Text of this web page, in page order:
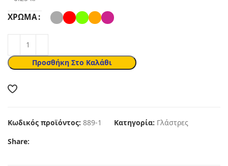
ΧΡΏΜΑ
Προσθήκη Στο Καλάθι
Κωδικός προϊόντος: 889-1 Κατηγορία: Γλάστρες
Share: